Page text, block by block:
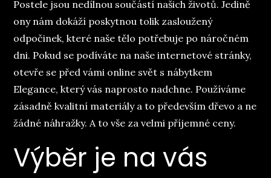
Postele jsou nedílnou součástí našich životů. Jedině
ony nám dokáží poskytnou tolik zasloužený
odpočinek, které naše tělo potřebuje po náročném
dni. Pokud se podíváte na naše internetové stránky,
otevře se před vámi online svět s nábytkem
Elegance, který vás naprosto nadchne. Používáme
zásadně kvalitní materiály a to především dřevo a ne
žádné náhražky. A to vše za velmi příjemné ceny.
Výběr je na vás